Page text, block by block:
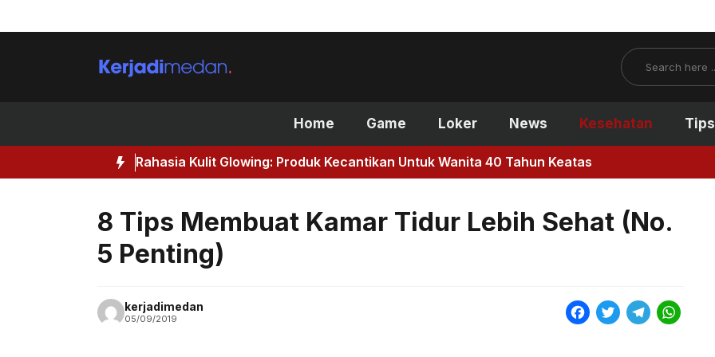
to
Search
Home Game Loker News Kesehatan Tips
Rahasia Kulit Glowing: Produk Kecantikan Untuk Wanita 40 Tahun Keatas
8 Tips Membuat Kamar Tidur Lebih Sehat (No.
5 Penting)
kerjadimedan
05/09/2019
F
T
T
W